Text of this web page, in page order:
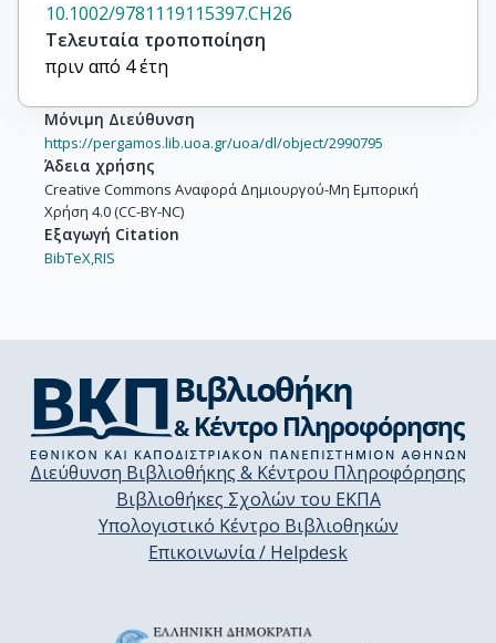
10.1002/9781119115397.CH26
Τελευταία τροποποίηση
πριν από 4 έτη
Μόνιμη Διεύθυνση
https://pergamos.lib.uoa.gr/uoa/dl/object/2990795
Άδεια χρήσης
Creative Commons Αναφορά Δημιουργού-Μη Εμπορική
Χρήση 4.0 (CC-BY-NC)
Εξαγωγή Citation
BibTeX,RIS
Διεύθυνση Βιβλιοθήκης & Κέντρου Πληροφόρησης
Βιβλιοθήκες Σχολών του ΕΚΠΑ
Υπολογιστικό Κέντρο Βιβλιοθηκών
Επικοινωνία / Helpdesk